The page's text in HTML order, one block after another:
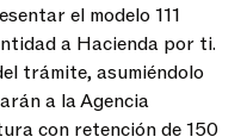
el modelo 111
a Hacienda por ti.
trámite, asumiéndolo
a la Agencia
con retención de 150